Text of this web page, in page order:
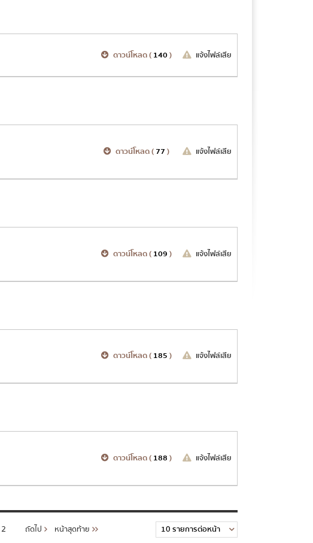
ดาวน์โหลด ( 140) แจ้งไฟล์เสีย
ดาวน์โหลด ( 77 ) แจ้งไฟล์เสีย
ดาวน์โหลด ( 109 ) แจ้งไฟล์เสีย
ดาวน์โหลด ( 185 ) แจ้งไฟล์เสีย
ดาวน์โหลด ( 188 ) แจ้งไฟล์เสีย
2 ถัดไป หน้าสุดท้าย